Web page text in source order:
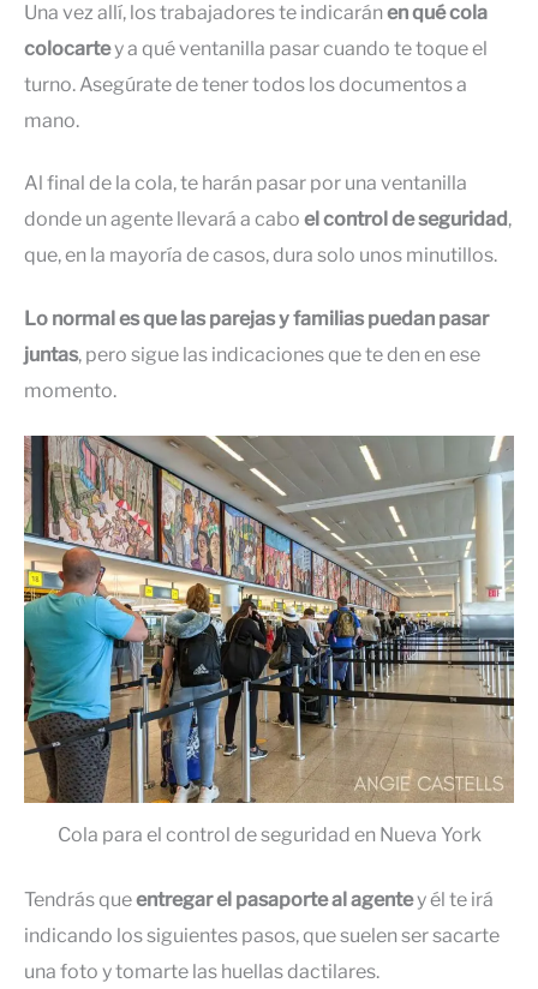
Una vez allí, los trabajadores te indicaránen qué cola
colocartey a qué ventanilla pasar cuando te toque el
turno. Asegúrate de tener todos los documentos a
mano.
Al final de la cola, te harán pasar por una ventanilla
donde un agente llevará a cabo el control de seguridad ,
que, en la mayoría de casos, dura solo unos minutillos.
Lo normal es que las parejas y familias puedan pasar
juntas, pero sigue las indicaciones que te den en ese
momento.
Cola para el control de seguridad en Nueva York
Tendrás queentregar el pasaporte al agentey él te irá
indicando los siguientes pasos, que suelen ser sacarte
una foto y tomarte las huellas dactilares.